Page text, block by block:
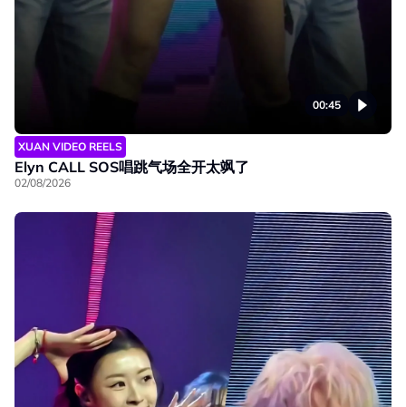
00:45
XUAN VIDEO REELS
Elyn CALL SOS唱跳气场全开太飒了
02/08/2026